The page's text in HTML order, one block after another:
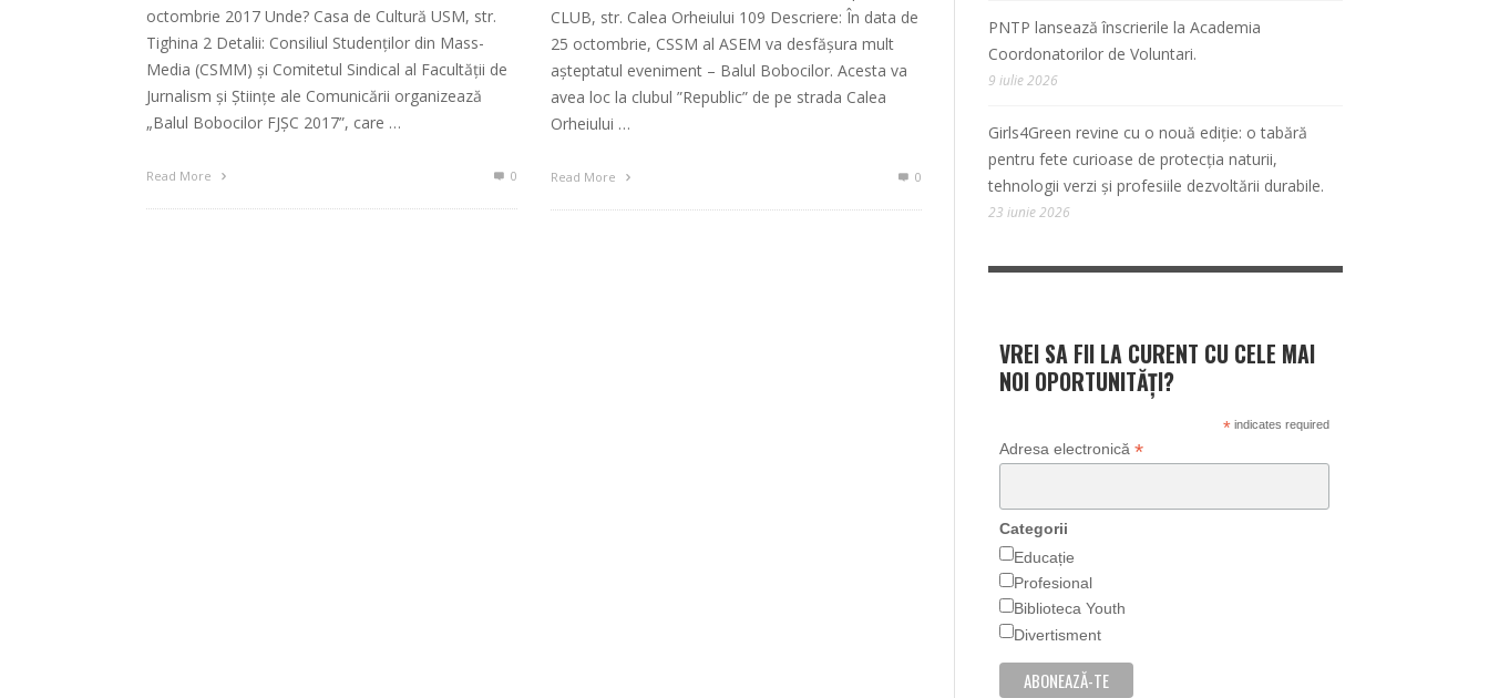
octombrie 2017 Unde? Casa de Cultură USM, str.
Tighina 2 Detalii: Consiliul Studenților din Mass-
Media (CSMM) și Comitetul Sindical al Facultății de
Jurnalism și Științe ale Comunicării organizează
„Balul Bobocilor FJȘC 2017”, care …
Read More 0
CLUB, str. Calea Orheiului 109 Descriere: În data de
25 octombrie, CSSM al ASEM va desfășura mult
așteptatul eveniment – Balul Bobocilor. Acesta va
avea loc la clubul ”Republic” de pe strada Calea
Orheiului …
Read More 0
PNTP lansează înscrierile la Academia
Coordonatorilor de Voluntari.
9 iulie 2026
Girls4Green revine cu o nouă ediție: o tabără
pentru fete curioase de protecția naturii,
tehnologii verzi și profesiile dezvoltării durabile.
23 iunie 2026
VREI SA FII LA CURENT CU CELE MAI
NOI OPORTUNITĂȚI?
*indicates required
Adresa electronică *
Categorii
Educație
Profesional
Biblioteca Youth
Divertisment